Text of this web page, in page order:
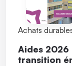
Achats
Aides 2026
transition